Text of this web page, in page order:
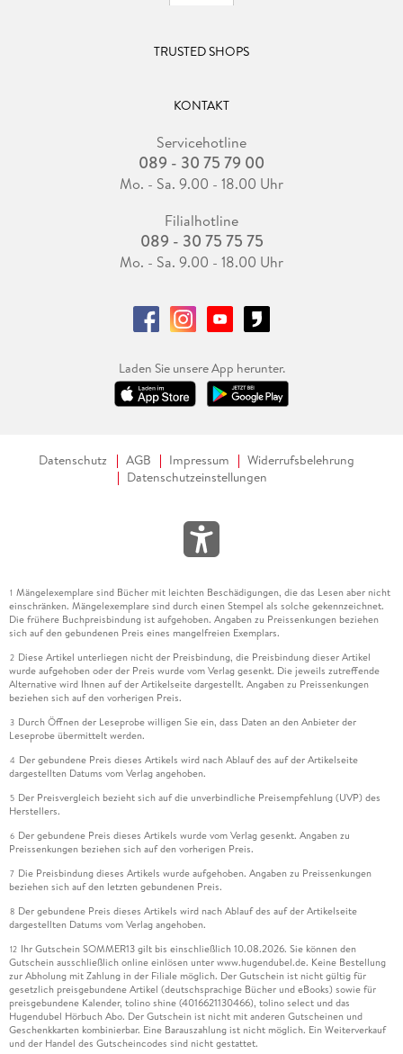
TRUSTED SHOPS
KONTAKT
Servicehotline
089 - 30 75 79 00
Mo. - Sa. 9.00 - 18.00 Uhr
Filialhotline
089 - 30 75 75 75
Mo. - Sa. 9.00 - 18.00 Uhr
Laden Sie unsere App herunter.
Datenschutz AGB Impressum
Widerrufsbelehrung
Datenschutzeinstellungen
1 Mängelexemplare sind Bücher mit leichten Beschädigungen, die das Lesen aber nicht
einschränken. Mängelexemplare sind durch einen Stempel als solche gekennzeichnet.
Die frühere Buchpreisbindung ist aufgehoben. Angaben zu Preissenkungen beziehen
sich auf den gebundenen Preis eines mangelfreien Exemplars.
2 Diese Artikel unterliegen nicht der Preisbindung, die Preisbindung dieser Artikel
wurde aufgehoben oder der Preis wurde vom Verlag gesenkt. Die jeweils zutreffende
Alternative wird Ihnen auf der Artikelseite dargestellt. Angaben zu Preissenkungen
beziehen sich auf den vorherigen Preis.
3 Durch Öffnen der Leseprobe willigen Sie ein, dass Daten an den Anbieter der
Leseprobe übermittelt werden.
4 Der gebundene Preis dieses Artikels wird nach Ablauf des auf der Artikelseite
dargestellten Datums vom Verlag angehoben.
5 Der Preisvergleich bezieht sich auf die unverbindliche Preisempfehlung (UVP) des
Herstellers.
6 Der gebundene Preis dieses Artikels wurde vom Verlag gesenkt. Angaben zu
Preissenkungen beziehen sich auf den vorherigen Preis.
7 Die Preisbindung dieses Artikels wurde aufgehoben. Angaben zu Preissenkungen
beziehen sich auf den letzten gebundenen Preis.
8 Der gebundene Preis dieses Artikels wird nach Ablauf des auf der Artikelseite
dargestellten Datums vom Verlag angehoben.
12 Ihr Gutschein SOMMER13 gilt bis einschließlich 10.08.2026. Sie können den
Gutschein ausschließlich online einlösen unter www.hugendubel.de. Keine Bestellung
zur Abholung mit Zahlung in der Filiale möglich. Der Gutschein ist nicht gültig für
gesetzlich preisgebundene Artikel (deutschsprachige Bücher und eBooks) sowie für
preisgebundene Kalender, tolino shine (4016621130466), tolino select und das
Hugendubel Hörbuch Abo. Der Gutschein ist nicht mit anderen Gutscheinen und
Geschenkkarten kombinierbar. Eine Barauszahlung ist nicht möglich. Ein Weiterverkauf
und der Handel des Gutscheincodes sind nicht gestattet.